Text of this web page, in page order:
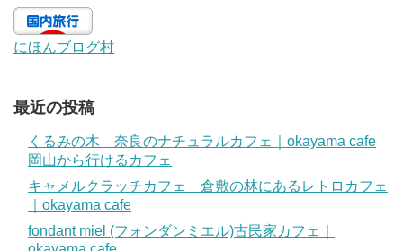
にほんブログ村
最近の投稿
くるみの木 奈良のナチュラルカフェ｜okayama cafe
岡山から行けるカフェ
キャメルクラッチカフェ 倉敷の林にあるレトロカフェ
｜okayama cafe
fondant miel (フォンダンミエル)古民家カフェ｜